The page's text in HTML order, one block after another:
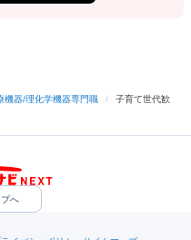
機器/理化学機器専門職 /
子育て世代歓
へ